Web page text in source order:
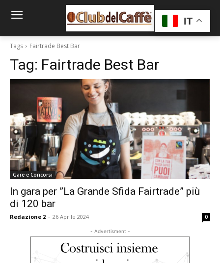
Tags Fairtrade Best Bar
Tag: Fairtrade Best Bar
Gare e Concorsi
In gara per ”La Grande Sfida Fairtrade” più
di 120 bar
Redazione 2 - 26 Aprile 2024 0
- Advertisment -
IT